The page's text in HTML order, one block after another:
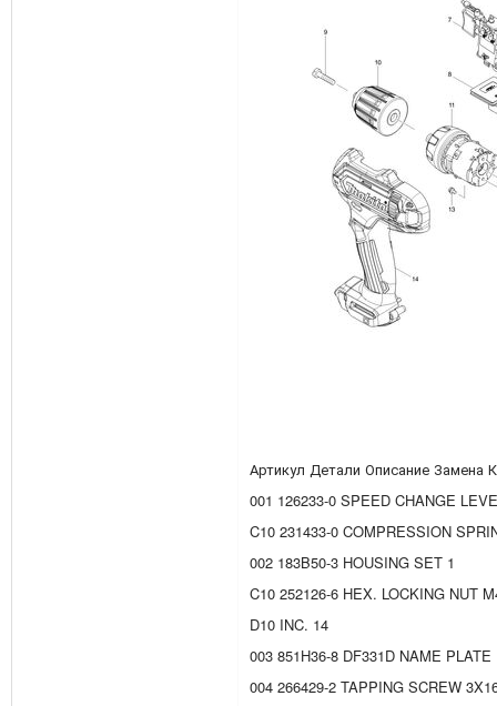
Артикул Детали Описание Замена
001 126233-0 SPEED CHANGE
C10 231433-0 COMPRESSION
002 183B50-3 HOUSING SET 1
C10 252126-6 HEX. LOCKING NUT
D10 INC. 14
003 851H36-8 DF331D NAME PLATE
004 266429-2 TAPPING SCREW